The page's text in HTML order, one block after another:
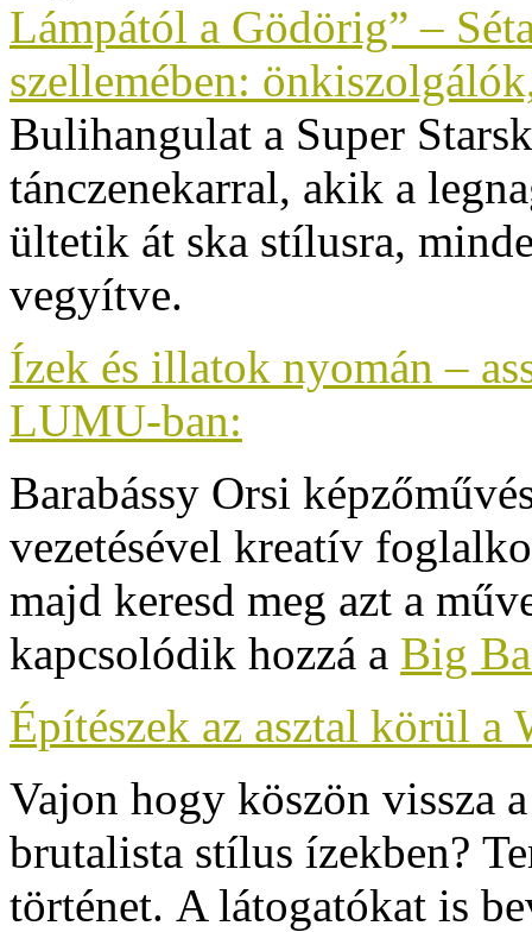
Lámpától a Gödörig” –
szellemében:
Bulihangulat a Super
tánczenekarral, akik a
ültetik át ska stílusra,
vegyítve.
Ízek és illatok nyomán –
LUMU-ban:
Barabássy Orsi
vezetésével kreatív
majd keresd meg azt a
kapcsolódik hozzá a Big
Építészek az asztal körül a
Vajon hogy köszön vissza
brutalista stílus ízekben?
történet. A látogatókat is